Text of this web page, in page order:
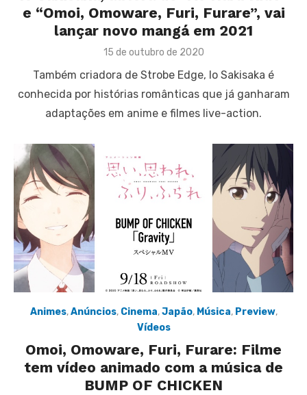
e “Omoi, Omoware, Furi, Furare”, vai
lançar novo mangá em 2021
Posted
15 de outubro de 2020
Também criadora de Strobe Edge, Io Sakisaka é
conhecida por histórias românticas que já ganharam
adaptações em anime e filmes live-action.
Animes,Anúncios, Cinema,Japão, Música, Preview,
Vídeos
Omoi, Omoware, Furi, Furare: Filme
tem vídeo animado com a música de
BUMP OF CHICKEN